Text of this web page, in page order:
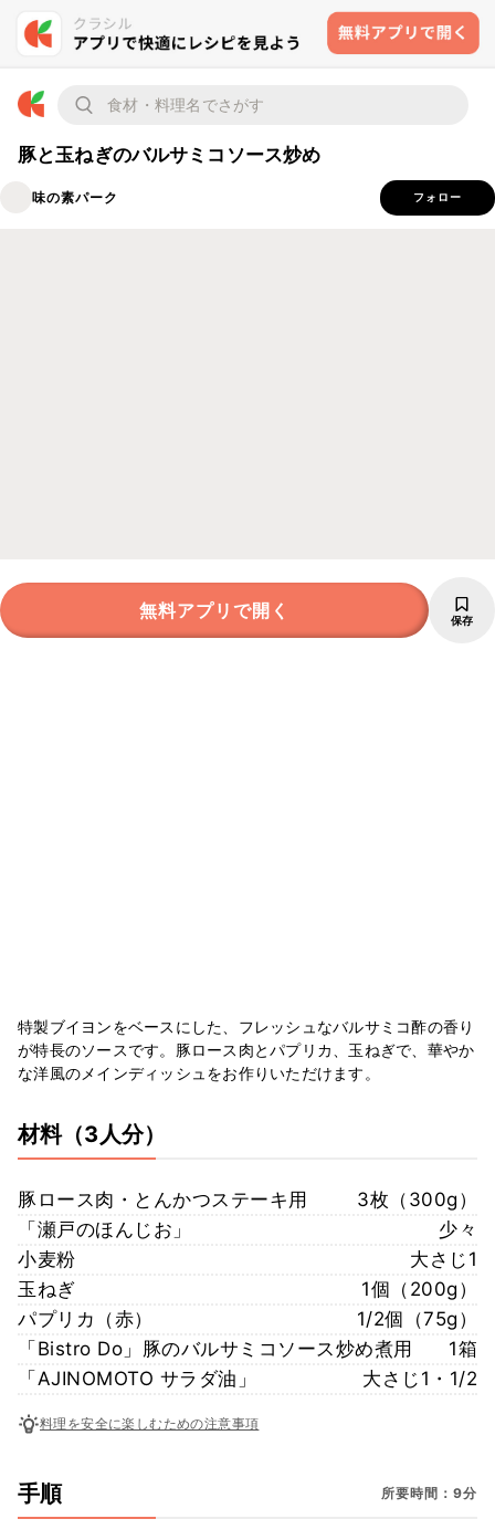
豚と玉ねぎのバルサミコソース炒め
味の素パーク フォロー
無料アプリで開く 保存
特製ブイヨンをベースにした、フレッシュなバルサミコ酢の香り
が特長のソースです。豚ロース肉とパプリカ、玉ねぎで、華やか
な洋風のメインディッシュをお作りいただけます。
材料（3人分）
豚ロース肉・とんかつステーキ用
3枚（300g）
「瀬戸のほんじお」
少々
小麦粉
大さじ1
玉ねぎ
1個（200g）
パプリカ（赤）
1/2個（75g）
「Bistro Do」豚のバルサミコソース炒め煮用
1箱
「AJINOMOTO サラダ油」
大さじ1・1/2
料理を安全に楽しむための注意事項
手順 所要時間：9分